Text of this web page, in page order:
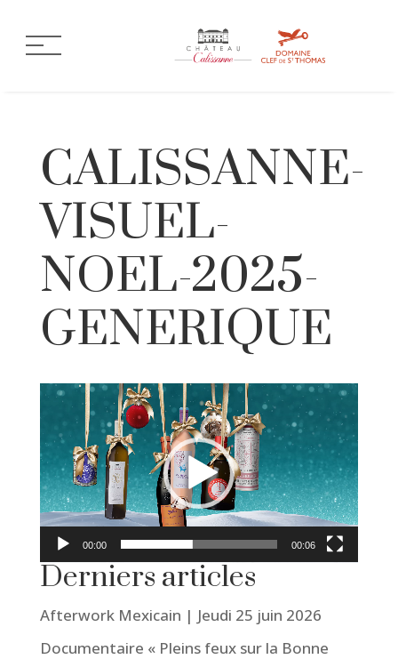
CALISSANNE-
VISUEL-
NOEL-2025-
GENERIQUE
00:00 00:06
Derniers articles
Afterwork Mexicain | Jeudi 25 juin 2026
Documentaire « Pleins feux sur la Bonne